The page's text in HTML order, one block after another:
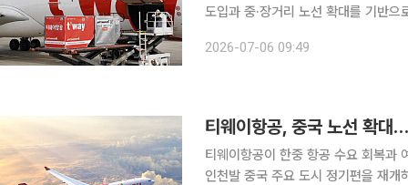
도입과 중·장거리 노선 확대를 기반
다. 지난해 같은 기간(1만3000톤)보
2026-07-06 09:49
티웨이항공, 중국 노선 확대
티웨이항공이 한중 항공 수요 회복과
인천발 중국 주요 도시 정기편을 재개